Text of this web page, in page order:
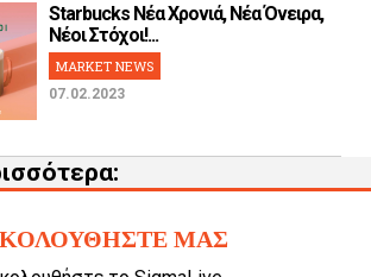
Starbucks Νέα Χρονιά, Νέα Όνειρα,
Νέοι Στόχοι!...
MARKET NEWS
07.02.2023
ΜΑΣ